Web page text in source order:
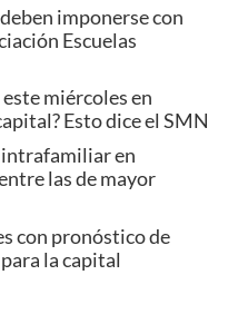
imponerse con
Escuelas
miércoles en
Esto dice el SMN
en
las de mayor
con pronóstico de
la capital